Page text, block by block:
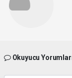
Okuyucu